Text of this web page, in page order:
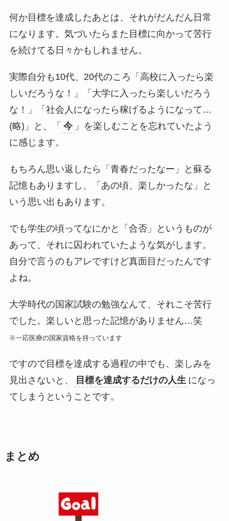
何か目標を達成したあとは、それがだんだん日常
になります。気づいたらまた目標に向かって苦行
を続けてる日々かもしれません。
実際自分も10代、20代のころ「高校に入ったら楽
しいだろうな！」「大学に入ったら楽しいだろう
な！」「社会人になったら稼げるようになって…
(略)」と、「 今 」を楽しむことを忘れていたよう
に感じます。
もちろん思い返したら「青春だったなー」と蘇る
記憶もありますし、「あの頃、楽しかったな」と
いう思い出もあります。
でも学生の頃ってなにかと「合否」というものが
あって、それに囚われていたような気がします。
自分で言うのもアレですけど真面目だったんです
よね。
大学時代の国家試験の勉強なんて、それこそ苦行
でした。楽しいと思った記憶がありません…笑
※一応医療の国家資格を持っています
ですので目標を達成する過程の中でも、楽しみを
見出さないと、
目標を達成するだけの人生 になっ
てしまうということです。
まとめ